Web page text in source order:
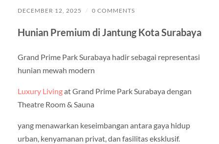
DECEMBER 12, 2025 / 0 COMMENTS
Hunian Premium di Jantung Kota Surabaya
Grand Prime Park Surabaya hadir sebagai representasi
hunian mewah modern
Luxury Livingat Grand Prime Park Surabaya dengan
Theatre Room & Sauna
yang menawarkan keseimbangan antara gaya hidup
urban, kenyamanan privat, dan fasilitas eksklusif.